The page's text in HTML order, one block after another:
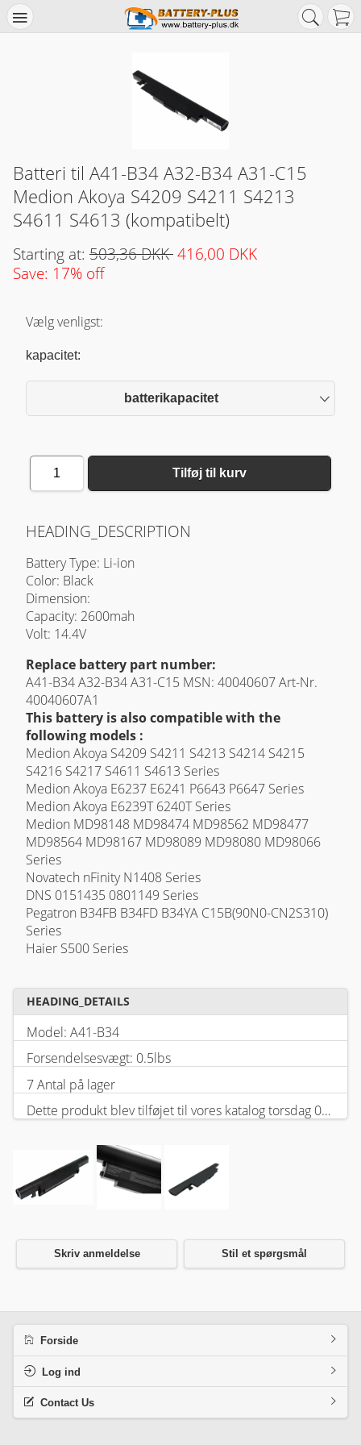
Batteri til A41-B34 A32-B34 A31-C15
Medion Akoya S4209 S4211 S4213
S4611 S4613 (kompatibelt)
Starting at: 503,36 DKK416,00 DKK
Save: 17% off
Vælg venligst:
kapacitet:
batterikapacitet
1 Tilføj til kurv
HEADING_DESCRIPTION
Battery Type: Li-ion
Color: Black
Dimension:
Capacity: 2600mah
Volt: 14.4V
Replace battery part number:
A41-B34 A32-B34 A31-C15 MSN: 40040607 Art-Nr.
40040607A1
This battery is also compatible with the
following models :
Medion Akoya S4209 S4211 S4213 S4214 S4215
S4216 S4217 S4611 S4613 Series
Medion Akoya E6237 E6241 P6643 P6647 Series
Medion Akoya E6239T 6240T Series
Medion MD98148 MD98474 MD98562 MD98477
MD98564 MD98167 MD98089 MD98080 MD98066
Series
Novatech nFinity N1408 Series
DNS 0151435 0801149 Series
Pegatron B34FB B34FD B34YA C15B(90N0-CN2S310)
Series
Haier S500 Series
HEADING_DETAILS
Model: A41-B34
Forsendelsesvægt: 0.5lbs
7 Antal på lager
Dette produkt blev tilføjet til vores katalog torsdag 05 februar, 2026.
Skriv anmeldelse Stil et spørgsmål
Forside
Log ind
Contact Us